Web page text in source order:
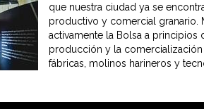
que nuestra ciudad ya se
productivo y comercial granario.
activamente la Bolsa a
producción y la
fábricas, molinos harineros y